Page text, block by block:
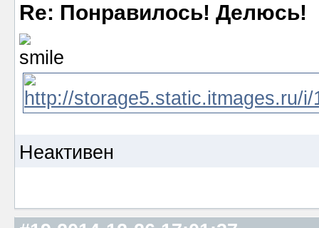
Re: Понравилось! Делюсь!
Неактивен